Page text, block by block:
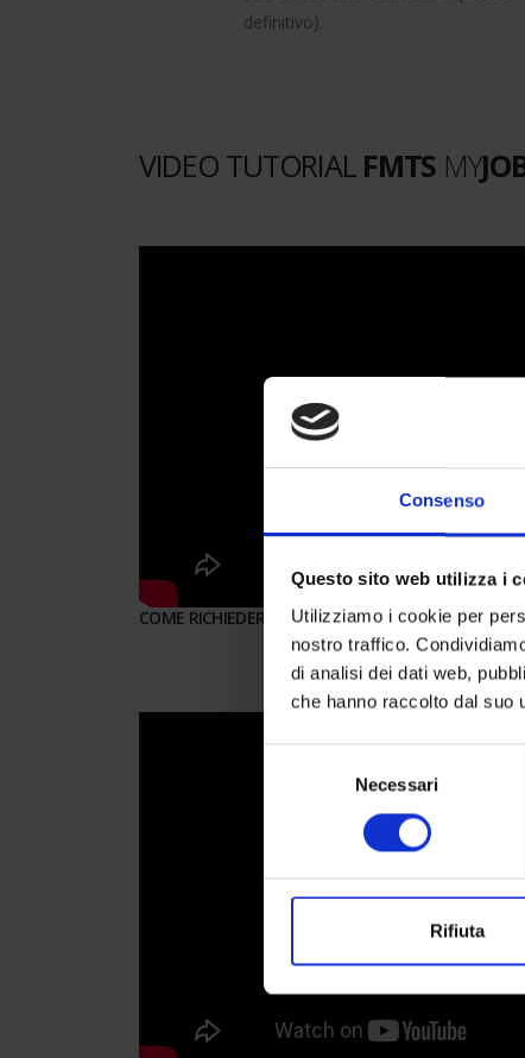
Consenso
Questo sito web utilizza i
Utilizziamo i cookie per
nostro traffico.
di analisi dei dati web,
che hanno raccolto dal suo
Necessari
Rifiuta
definitivo).
VIDEO TUTORIAL FMTS MY
COME RICHIEDERE UN PREVENTIVO AZIENDA